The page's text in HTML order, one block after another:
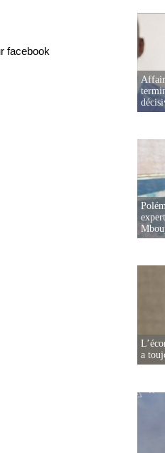
facebook
a